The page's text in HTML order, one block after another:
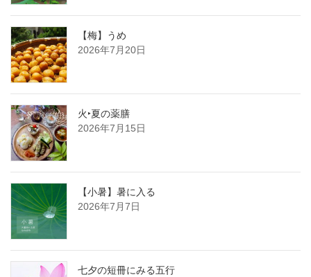
【梅】うめ
2026年7月20日
火‣夏の薬膳
2026年7月15日
【小暑】暑に入る
2026年7月7日
七夕の短冊にみる五行